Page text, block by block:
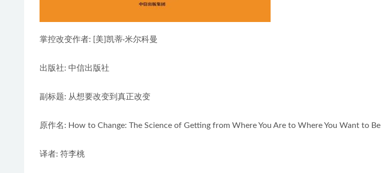
掌控改变作者: [美]凯蒂·米尔科曼
出版社: 中信出版社
副标题: 从想要改变到真正改变
原作名: How to Change: The Science of Getting from Where You Are to Where You Want to Be
译者: 符李桃